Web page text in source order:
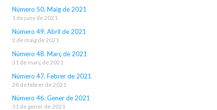
Número 50. Maig de 2021
1 de juny de 2021
Número 49. Abril de 2021
2 de maig de 2021
Número 48. Març de 2021
31 de març de 2021
Número 47. Febrer de 2021
28 de febrer de 2021
Número 46. Gener de 2021
31 de gener de 2021